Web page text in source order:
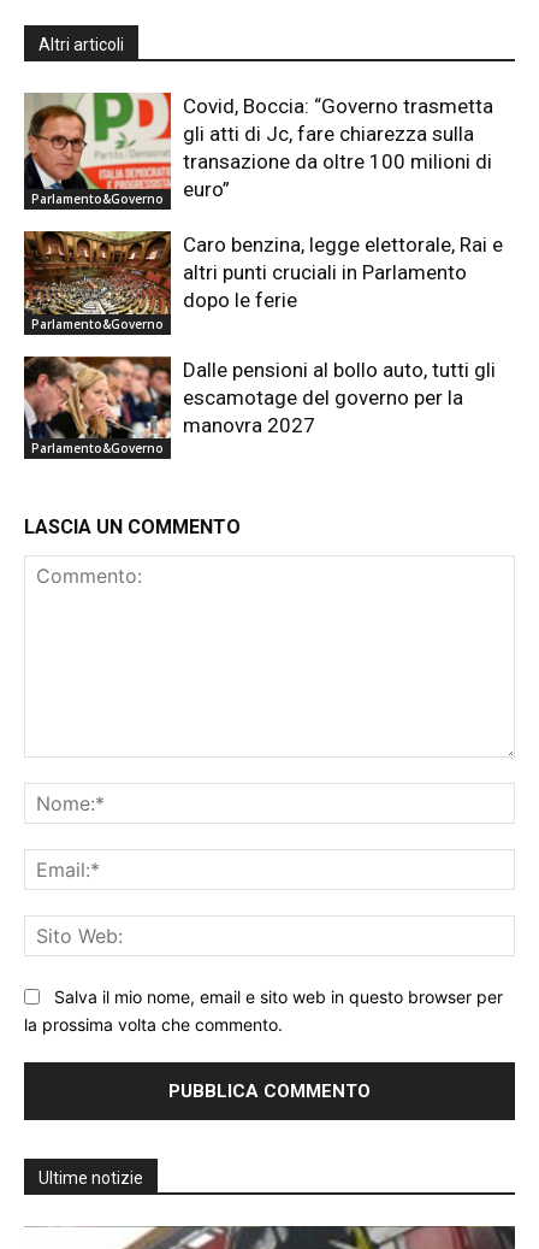
Altri articoli
Parlamento&Governo
Covid, Boccia: “Governo trasmetta
gli atti di Jc, fare chiarezza sulla
transazione da oltre 100 milioni di
euro”
Parlamento&Governo
Caro benzina, legge elettorale, Rai e
altri punti cruciali in Parlamento
dopo le ferie
Parlamento&Governo
Dalle pensioni al bollo auto, tutti gli
escamotage del governo per la
manovra 2027
LASCIA UN COMMENTO
Salva il mio nome, email e sito web in questo browser per
la prossima volta che commento.
Ultime notizie